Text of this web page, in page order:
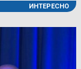
ИНТЕРЕСНО